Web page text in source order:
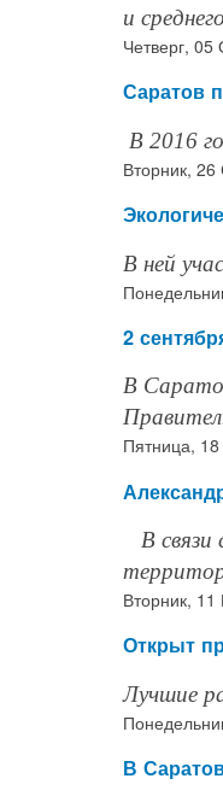
и
Четверг, 05
Саратов
В 2016
Вторник,
В ней
2
В
Пятница, 18
В связи
Вторник,
Открыт
Лучшие
В